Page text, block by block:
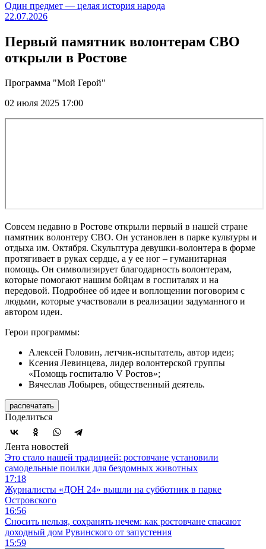
Один предмет — целая история народа
22.07.2026
Первый памятник волонтерам СВО
открыли в Ростове
Программа "Мой Герой"
02 июля 2025 17:00
Совсем недавно в Ростове открыли первый в нашей стране
памятник волонтеру СВО. Он установлен в парке культуры и
отдыха им. Октября. Скульптура девушки-волонтера в форме
протягивает в руках сердце, а у ее ног – гуманитарная
помощь. Он символизирует благодарность волонтерам,
которые помогают нашим бойцам в госпиталях и на
передовой. Подробнее об идее и воплощении поговорим с
людьми, которые участвовали в реализации задуманного и
автором идеи.
Герои программы:
Алексей Головин, летчик-испытатель, автор идеи;
Ксения Левинцева, лидер волонтерской группы
«Помощь госпиталю V Ростов»;
Вячеслав Лобырев, общественный деятель.
распечатать
Поделиться
Лента новостей
Это стало нашей традицией: ростовчане установили
самодельные поилки для бездомных животных
17:18
Журналисты «ДОН 24» вышли на субботник в парке
Островского
16:56
Сносить нельзя, сохранять нечем: как ростовчане спасают
доходный дом Рувинского от запустения
15:59